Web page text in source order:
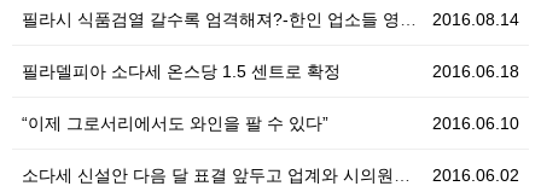
2016.08.14
필라시 식품검열 갈수록 엄격해져?-한인 업소들 영업정지…
2016.06.18
필라델피아 소다세 온스당 1.5 센트로 확정
2016.06.10
“이제 그로서리에서도 와인을 팔 수 있다”
2016.06.02
소다세 신설안 다음 달 표결 앞두고 업계와 시의원들 찬…